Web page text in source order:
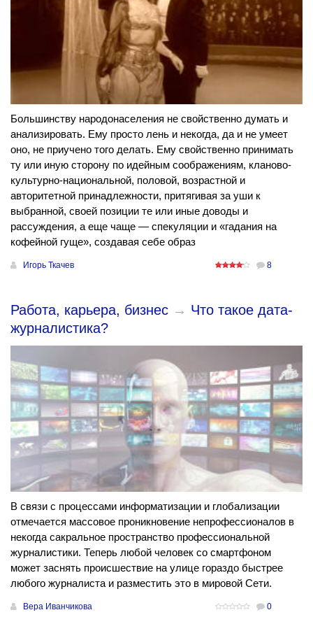
Большинству народонаселения не свойственно думать и
анализировать. Ему просто лень и некогда, да и не умеет
оно, не приучено того делать. Ему свойственно принимать
ту или иную сторону по идейным соображениям, кланово-
культурно-национальной, половой, возрастной и
авторитетной принадлежности, притягивая за уши к
выбранной, своей позиции те или иные доводы и
рассуждения, а еще чаще — спекуляции и «гадания на
кофейной гуще», создавая себе образ
Игорь Ткачев 8
Работа, карьера, бизнес → Что такое дата-
журналистика?
В связи с процессами информатизации и глобализации
отмечается массовое проникновение непрофессионалов в
некогда сакральное пространство профессиональной
журналистики. Теперь любой человек со смартфоном
может заснять происшествие на улице гораздо быстрее
любого журналиста и разместить это в мировой Сети.
Вера Иванчикова 0